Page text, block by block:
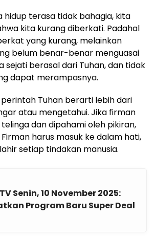
hidup terasa tidak bahagia, kita
kita kurang diberkati. Padahal
yang kurang, melainkan
belum benar-benar menguasai
sejati berasal dari Tuhan, dan tidak
dapat merampasnya.
Tuhan berarti lebih dari
atau mengetahui. Jika firman
dan dipahami oleh pikiran,
harus masuk ke dalam hati,
setiap tindakan manusia.
Senin, 10 November 2025:
Program Baru Super Deal